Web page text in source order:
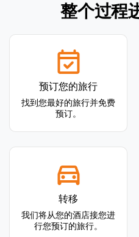
整个过程
预订您的旅行
找到您最好的旅行并免费
预订。
转移
我们将从您的酒店接您进
行您预订的旅行。